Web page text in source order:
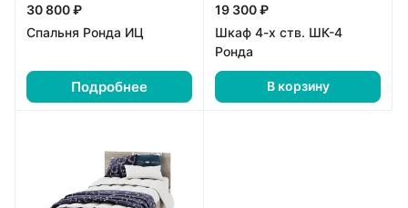
30 800 ₽
Спальня Ронда ИЦ
Подробнее
19 300 ₽
Шкаф 4-х ств. ШК-4
Ронда
В корзину